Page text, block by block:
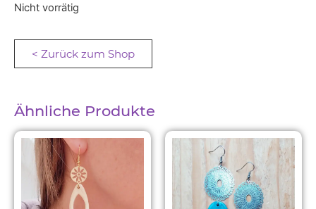
Nicht vorrätig
< Zurück zum Shop
Ähnliche Produkte